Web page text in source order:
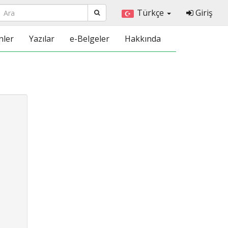
Türkçe Giriş
Yazılar e-Belgeler Hakkında